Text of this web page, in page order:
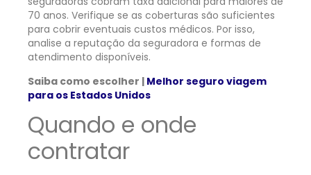
70 anos. Verifique se as coberturas são suficientes
para cobrir eventuais custos médicos. Por isso,
analise a reputação da seguradora e formas de
atendimento disponíveis.
Saiba como escolher | Melhor seguro viagem
para os Estados Unidos
Quando e onde
contratar